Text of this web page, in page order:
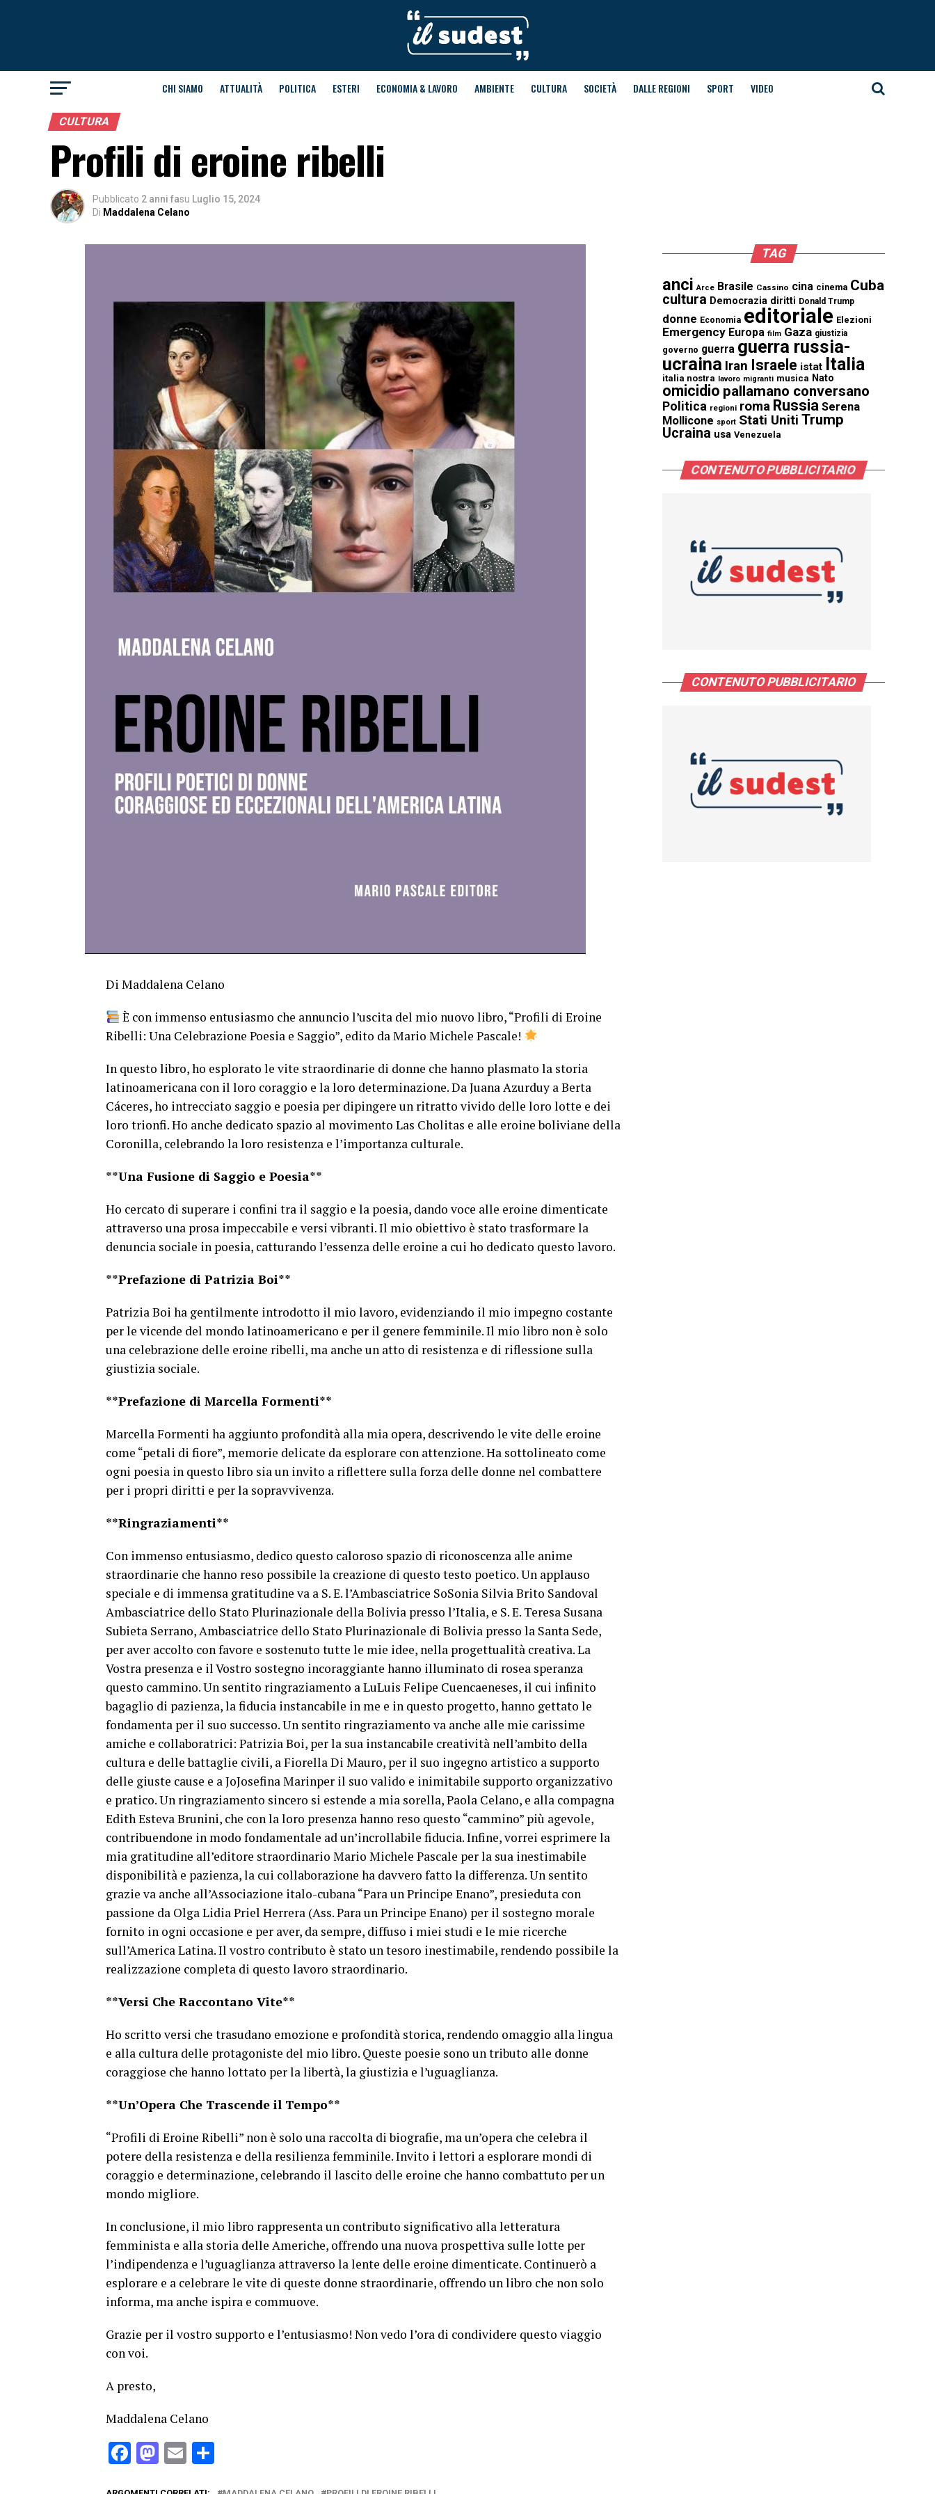
CHI SIAMO ATTUALITÀ POLITICA ESTERI ECONOMIA & LAVORO AMBIENTE CULTURA SOCIETÀ DALLE REGIONI SPORT VIDEO
CULTURA
Profili di eroine ribelli
Pubblicato 2 anni fasu Luglio 15, 2024
Di Maddalena Celano
Di Maddalena Celano
È con immenso entusiasmo che annuncio l’uscita del mio nuovo libro, “Profili di Eroine
Ribelli: Una Celebrazione Poesia e Saggio”, edito da Mario Michele Pascale!
In questo libro, ho esplorato le vite straordinarie di donne che hanno plasmato la storia
latinoamericana con il loro coraggio e la loro determinazione. Da Juana Azurduy a Berta
Cáceres, ho intrecciato saggio e poesia per dipingere un ritratto vivido delle loro lotte e dei
loro trionfi. Ho anche dedicato spazio al movimento Las Cholitas e alle eroine boliviane della
Coronilla, celebrando la loro resistenza e l’importanza culturale.
**Una Fusione di Saggio e Poesia**
Ho cercato di superare i confini tra il saggio e la poesia, dando voce alle eroine dimenticate
attraverso una prosa impeccabile e versi vibranti. Il mio obiettivo è stato trasformare la
denuncia sociale in poesia, catturando l’essenza delle eroine a cui ho dedicato questo lavoro.
**Prefazione di Patrizia Boi**
Patrizia Boi ha gentilmente introdotto il mio lavoro, evidenziando il mio impegno costante
per le vicende del mondo latinoamericano e per il genere femminile. Il mio libro non è solo
una celebrazione delle eroine ribelli, ma anche un atto di resistenza e di riflessione sulla
giustizia sociale.
**Prefazione di Marcella Formenti**
Marcella Formenti ha aggiunto profondità alla mia opera, descrivendo le vite delle eroine
come “petali di fiore”, memorie delicate da esplorare con attenzione. Ha sottolineato come
ogni poesia in questo libro sia un invito a riflettere sulla forza delle donne nel combattere
per i propri diritti e per la sopravvivenza.
**Ringraziamenti**
Con immenso entusiasmo, dedico questo caloroso spazio di riconoscenza alle anime
straordinarie che hanno reso possibile la creazione di questo testo poetico. Un applauso
speciale e di immensa gratitudine va a S. E. l’Ambasciatrice SoSonia Silvia Brito Sandoval
Ambasciatrice dello Stato Plurinazionale della Bolivia presso l’Italia, e S. E. Teresa Susana
Subieta Serrano, Ambasciatrice dello Stato Plurinazionale di Bolivia presso la Santa Sede,
per aver accolto con favore e sostenuto tutte le mie idee, nella progettualità creativa. La
Vostra presenza e il Vostro sostegno incoraggiante hanno illuminato di rosea speranza
questo cammino. Un sentito ringraziamento a LuLuis Felipe Cuencaeneses, il cui infinito
bagaglio di pazienza, la fiducia instancabile in me e in questo progetto, hanno gettato le
fondamenta per il suo successo. Un sentito ringraziamento va anche alle mie carissime
amiche e collaboratrici: Patrizia Boi, per la sua instancabile creatività nell’ambito della
cultura e delle battaglie civili, a Fiorella Di Mauro, per il suo ingegno artistico a supporto
delle giuste cause e a JoJosefina Marinper il suo valido e inimitabile supporto organizzativo
e pratico. Un ringraziamento sincero si estende a mia sorella, Paola Celano, e alla compagna
Edith Esteva Brunini, che con la loro presenza hanno reso questo “cammino” più agevole,
contribuendone in modo fondamentale ad un’incrollabile fiducia. Infine, vorrei esprimere la
mia gratitudine all’editore straordinario Mario Michele Pascale per la sua inestimabile
disponibilità e pazienza, la cui collaborazione ha davvero fatto la differenza. Un sentito
grazie va anche all’Associazione italo-cubana “Para un Principe Enano”, presieduta con
passione da Olga Lidia Priel Herrera (Ass. Para un Principe Enano) per il sostegno morale
fornito in ogni occasione e per aver, da sempre, diffuso i miei studi e le mie ricerche
sull’America Latina. Il vostro contributo è stato un tesoro inestimabile, rendendo possibile la
realizzazione completa di questo lavoro straordinario.
**Versi Che Raccontano Vite**
Ho scritto versi che trasudano emozione e profondità storica, rendendo omaggio alla lingua
e alla cultura delle protagoniste del mio libro. Queste poesie sono un tributo alle donne
coraggiose che hanno lottato per la libertà, la giustizia e l’uguaglianza.
**Un’Opera Che Trascende il Tempo**
“Profili di Eroine Ribelli” non è solo una raccolta di biografie, ma un’opera che celebra il
potere della resistenza e della resilienza femminile. Invito i lettori a esplorare mondi di
coraggio e determinazione, celebrando il lascito delle eroine che hanno combattuto per un
mondo migliore.
In conclusione, il mio libro rappresenta un contributo significativo alla letteratura
femminista e alla storia delle Americhe, offrendo una nuova prospettiva sulle lotte per
l’indipendenza e l’uguaglianza attraverso la lente delle eroine dimenticate. Continuerò a
esplorare e a celebrare le vite di queste donne straordinarie, offrendo un libro che non solo
informa, ma anche ispira e commuove.
Grazie per il vostro supporto e l’entusiasmo! Non vedo l’ora di condividere questo viaggio
con voi.
A presto,
Maddalena Celano
Facebook
Mastodon
Email
TAG
anci Arce Brasile Cassino cina cinema Cuba
cultura Democrazia diritti Donald Trump
donne Economia editoriale Elezioni
Emergency Europa film Gaza giustizia
governo guerra guerra russia-
ucraina Iran Israele istat Italia
italia nostra lavoro migranti musica Nato
omicidio pallamano conversano
Politica regioni roma Russia Serena
Mollicone sport Stati Uniti Trump
Ucraina usa Venezuela
CONTENUTO PUBBLICITARIO
CONTENUTO PUBBLICITARIO